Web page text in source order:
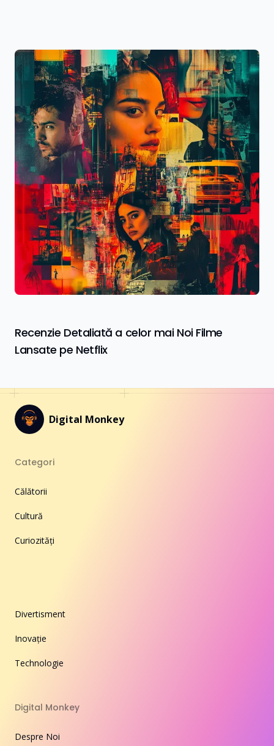
Recenzie Detaliată a celor mai Noi Filme
Lansate pe Netflix
Digital Monkey
Categori
Călătorii
Cultură
Curiozități
Divertisment
Inovație
Technologie
Digital Monkey
Despre Noi